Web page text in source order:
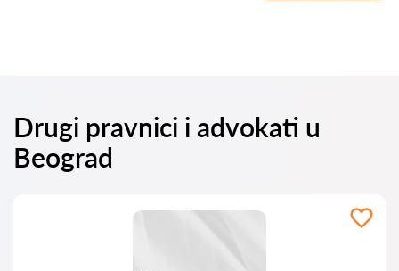
Drugi pravnici i advokati u
Beograd